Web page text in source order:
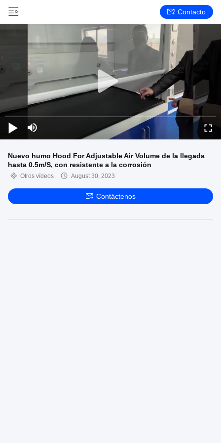
Contacto
Nuevo humo Hood For Adjustable Air Volume de la llegada
hasta 0.5m/S, con resistente a la corrosión
Otros vídeos August 30, 2023
Contáctenos